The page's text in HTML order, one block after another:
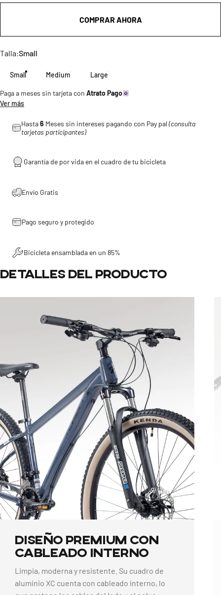
COMPRAR AHORA
Talla
Talla:Small
Small Medium Large
Paga a meses sin tarjeta con Atrato Pago
Ver más
Hasta6 Meses sin intereses pagando con Pay pal(consulta
tarjetas participantes)
Garantía de por vida en el cuadro de tu bicicleta
Envío Gratis
Pago seguro y protegido
Bicicleta ensamblada en un 85%
Detalles del producto
Diseño Premium con
Cableado Interno
Limpia, moderna y resistente. Su cuadro de
aluminio XC cuenta con cableado interno, lo